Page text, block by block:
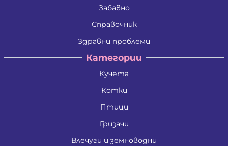
Забавно
Справочник
Здравни проблеми
Категории
Кучета
Котки
Птици
Гризачи
Влечуги и земноводни